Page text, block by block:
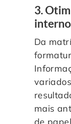
3.
Da
mais
de